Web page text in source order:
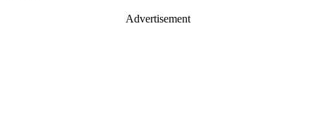
Advertisement